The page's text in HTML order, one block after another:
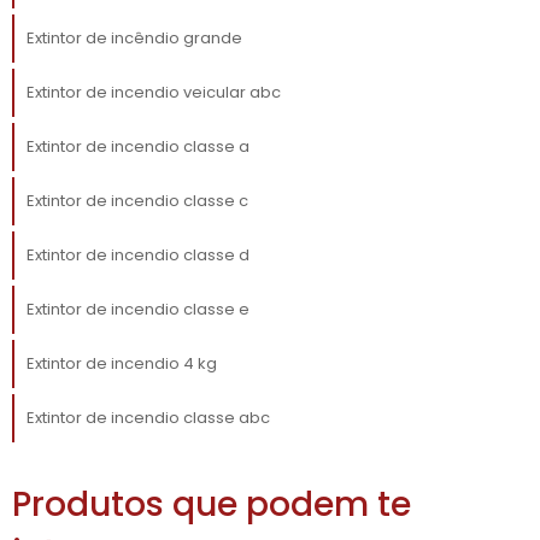
qualificados. Isso assegura que os dispositivos
estejam sempre prontos para uso em caso de
significa não apenas adquirir equipamentos,
mantidos e possam ser usados efetivamente
MELHOR EXTINTOR PARA
SUA EMPRESA
Na hora de escolher um
que podem influenciar na eficácia do
dispositivo. Primeiramente, avalie o local em
Extintor de incêndio grande
Extintor de incendio veicular abc
Extintor de incendio classe a
Extintor de incendio classe c
Extintor de incendio classe d
Extintor de incendio classe e
Extintor de incendio 4 kg
Extintor de incendio classe abc
Produtos que podem te